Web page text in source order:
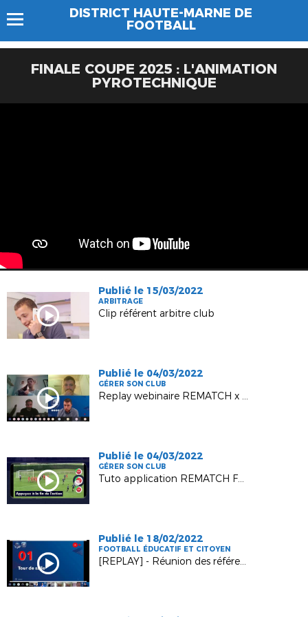
DISTRICT HAUTE-MARNE DE
FOOTBALL
FINALE COUPE 2025 : L'ANIMATION
PYROTECHNIQUE
Publié le 15/03/2022
ARBITRAGE
Clip référent arbitre club
Publié le 04/03/2022
GÉRER SON CLUB
Replay webinaire REMATCH x DISTRICT HAUTE-MARNE
Publié le 04/03/2022
GÉRER SON CLUB
Tuto application REMATCH Football
Publié le 18/02/2022
FOOTBALL ÉDUCATIF ET CITOYEN
[REPLAY] - Réunion des référents Programme Educatif Fédéral (PEF) du samedi 12 février 2022